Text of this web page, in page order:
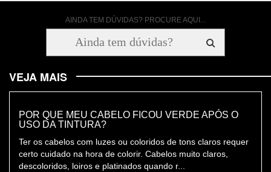
AINDA TEM DÚVIDAS? PROCURE AQUI...
VEJA MAIS
POR QUE MEU CABELO FICOU VERDE APÓS O
USO DA TINTURA?
Ter os cabelos com luzes ou coloridos de tons claros requer
certo cuidado na hora de colorir. Cabelos muito claros,
descoloridos, loiros e platinados quando r...